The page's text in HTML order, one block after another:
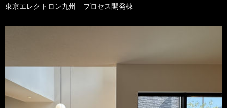
東京エレクトロン九州 プロセス開発棟